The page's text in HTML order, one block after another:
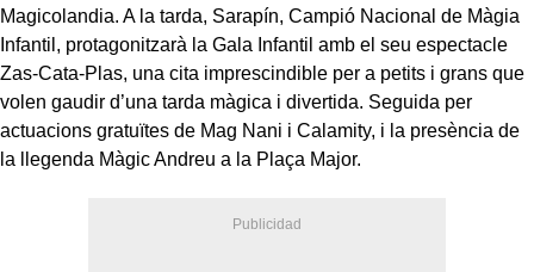
Magicolandia. A la tarda, Sarapín, Campió Nacional de Màgia
Infantil, protagonitzarà la Gala Infantil amb el seu espectacle
Zas-Cata-Plas, una cita imprescindible per a petits i grans que
volen gaudir d’una tarda màgica i divertida. Seguida per
actuacions gratuïtes de Mag Nani i Calamity, i la presència de
la llegenda Màgic Andreu a la Plaça Major.